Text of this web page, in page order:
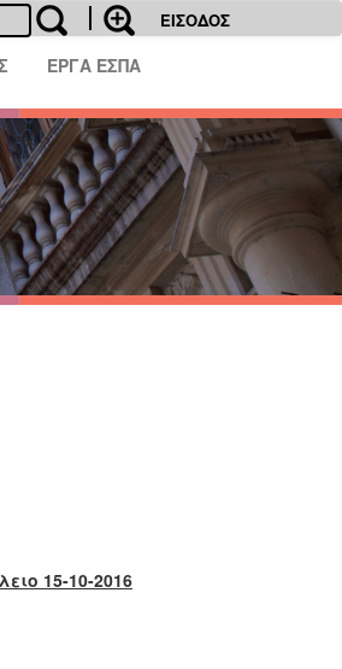
ΕΙΣΟΔΟΣ
ΕΡΓΑ ΕΣΠΑ
15-10-2016